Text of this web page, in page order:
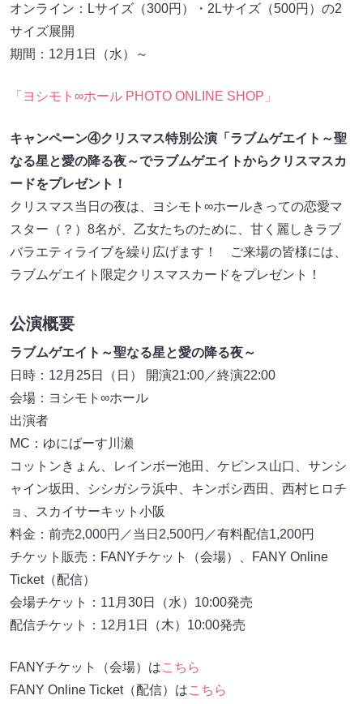
オンライン：Lサイズ（300円）・2Lサイズ（500円）の2
サイズ展開
期間：12月1日（水）～
「ヨシモト∞ホール PHOTO ONLINE SHOP」
キャンペーン④クリスマス特別公演「ラブムゲエイト～聖
なる星と愛の降る夜～でラブムゲエイトからクリスマスカ
ードをプレゼント！
クリスマス当日の夜は、ヨシモト∞ホールきっての恋愛マ
スター（？）8名が、乙女たちのために、甘く麗しきラブ
バラエティライブを繰り広げます！ ご来場の皆様には、
ラブムゲエイト限定クリスマスカードをプレゼント！
公演概要
ラブムゲエイト～聖なる星と愛の降る夜～
日時：12月25日（日） 開演21:00／終演22:00
会場：ヨシモト∞ホール
出演者
MC：ゆにばーす川瀬
コットンきょん、レインボー池田、ケビンス山口、サンシ
ャイン坂田、シシガシラ浜中、キンボシ西田、西村ヒロチ
ョ、スカイサーキット小阪
料金：前売2,000円／当日2,500円／有料配信1,200円
チケット販売：FANYチケット（会場）、FANY Online
Ticket（配信）
会場チケット：11月30日（水）10:00発売
配信チケット：12月1日（木）10:00発売
FANYチケット（会場）はこちら
FANY Online Ticket（配信）はこちら